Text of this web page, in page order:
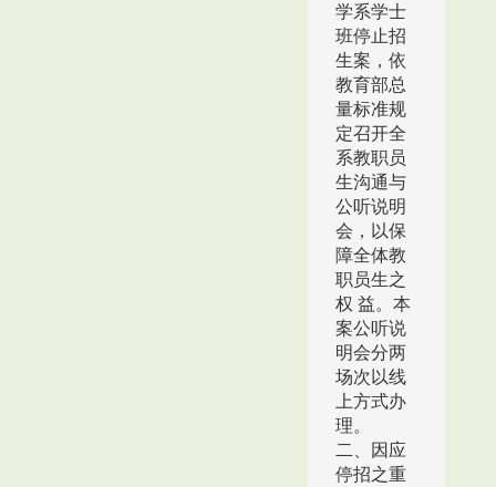
学系学士
班停止招
生案，依
教育部总
量标准规
定召开全
系教职员
生沟通与
公听说明
会，以保
障全体教
职员生之
权 益。本
案公听说
明会分两
场次以线
上方式办
理。
二、因应
停招之重